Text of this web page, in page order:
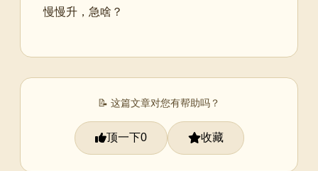
慢慢升，急啥？
📝 这篇文章对您有帮助吗？
顶一下0 收藏